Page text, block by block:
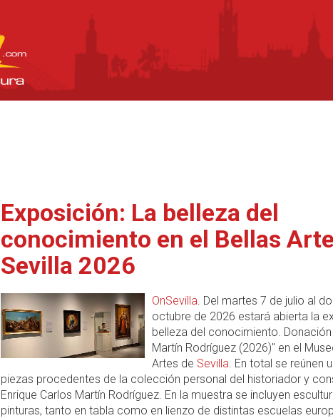
Exposición: La belleza del
conocimiento en el Bellas
Sevilla 2026
OnSevilla. Del martes 7 de julio al
octubre de 2026 estará abierta la
belleza del conocimiento. Donación
Martín Rodríguez (2026)" en el
Artes de Sevilla. En total se reúnen
piezas procedentes de la colección personal del historiador y
Enrique Carlos Martín Rodríguez. En la muestra se incluyen
pinturas, tanto en tabla como en lienzo de distintas escuelas